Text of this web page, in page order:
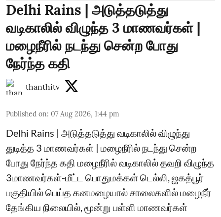
Delhi Rains | அடுத்தடுத்து
வடிகாலில் விழுந்த 3 மாணவர்கள் |
மழைநீரில் நடந்து சென்ற போது
நேர்ந்த கதி
thanthitv
Published on: 07 Aug 2026, 1:44 pm
Delhi Rains | அடுத்தடுத்து வடிகாலில் விழுந்து
துடித்த 3 மாணவர்கள் | மழைநீரில் நடந்து சென்ற
போது நேர்ந்த கதி மழைநீரில் வடிகாலில் தவறி விழுந்த
3மாணவர்கள்-மீட்ட பொதுமக்கள் டெல்லி, ஜகத்பூர்
பகுதியில் பெய்த கனமழையால் சாலைகளில் மழைநீர்
தேங்கிய நிலையில், மூன்று பள்ளி மாணவர்கள்